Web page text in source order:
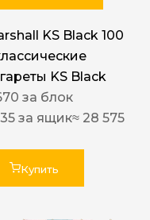
KS Black 100
KS Black
за блок
за ящик≈ 28 575
Купить